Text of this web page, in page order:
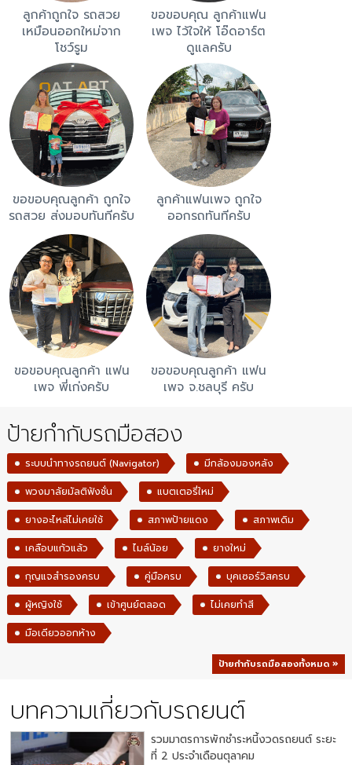
ลูกค้าถูกใจ รถสวย
เหมือนออกใหม่จาก
โชว์รูม
ขอขอบคุณ ลูกค้าแฟน
เพจ ไว้ใจให้ โอ๊ดอาร์ต
ดูแลครับ
ขอขอบคุณลูกค้า ถูกใจ
รถสวย ส่งมอบทันทีครับ
ลูกค้าแฟนเพจ ถูกใจ
ออกรถทันทีครับ
ขอขอบคุณลูกค้า แฟน
เพจ พี่เก่งครับ
ขอขอบคุณลูกค้า แฟน
เพจ จ.ชลบุรี ครับ
ป้ายกำกับรถมือสอง
ระบบนำทางรถยนต์ (Navigator)
มีกล้องมองหลัง
พวงมาลัยมัลติฟังชั่น
แบตเตอรี่ใหม่
ยางอะไหล่ไม่เคยใช้
สภาพป้ายแดง
สภาพเดิม
เคลือบแก้วแล้ว
ไมล์น้อย
ยางใหม่
กุญแจสำรองครบ
คู่มือครบ
บุคเซอร์วิสครบ
ผู้หญิงใช้
เข้าศูนย์ตลอด
ไม่เคยทำสี
มือเดียวออกห้าง
ป้ายกำกับรถมือสองทั้งหมด »
บทความเกี่ยวกับรถยนต์
รวมมาตรการพักชำระหนี้งวดรถยนต์ ระยะ
ที่ 2 ประจำเดือนตุลาคม